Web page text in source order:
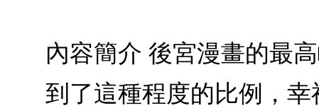
內容簡介 後宮漫畫的最
到了這種程度的比例，